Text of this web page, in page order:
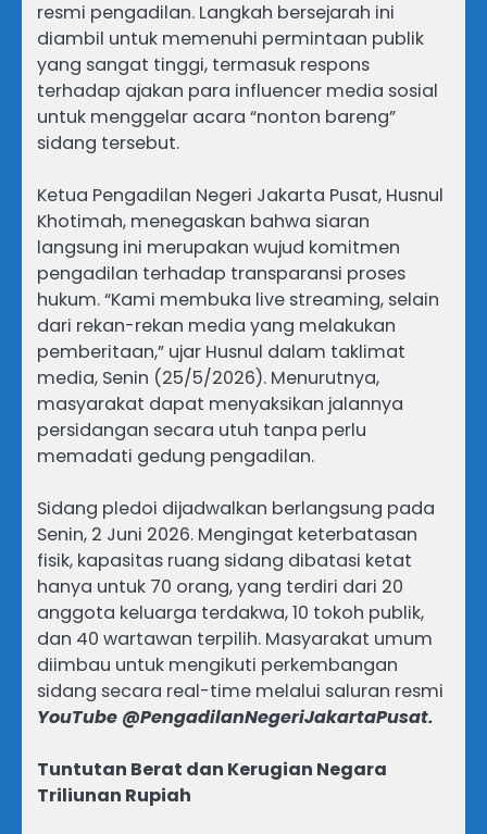
resmi pengadilan. Langkah bersejarah ini
diambil untuk memenuhi permintaan publik
yang sangat tinggi, termasuk respons
terhadap ajakan para influencer media sosial
untuk menggelar acara “nonton bareng”
sidang tersebut.
Ketua Pengadilan Negeri Jakarta Pusat, Husnul
Khotimah, menegaskan bahwa siaran
langsung ini merupakan wujud komitmen
pengadilan terhadap transparansi proses
hukum. “Kami membuka live streaming, selain
dari rekan-rekan media yang melakukan
pemberitaan,” ujar Husnul dalam taklimat
media, Senin (25/5/2026). Menurutnya,
masyarakat dapat menyaksikan jalannya
persidangan secara utuh tanpa perlu
memadati gedung pengadilan.
Sidang pledoi dijadwalkan berlangsung pada
Senin, 2 Juni 2026. Mengingat keterbatasan
fisik, kapasitas ruang sidang dibatasi ketat
hanya untuk 70 orang, yang terdiri dari 20
anggota keluarga terdakwa, 10 tokoh publik,
dan 40 wartawan terpilih. Masyarakat umum
diimbau untuk mengikuti perkembangan
sidang secara real-time melalui saluran resmi
YouTube @PengadilanNegeriJakartaPusat.
Tuntutan Berat dan Kerugian Negara
Triliunan Rupiah